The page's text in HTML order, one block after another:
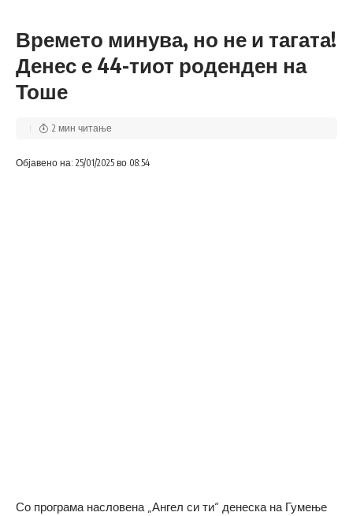
Времето минува, но не и тагата!
Денес е 44-тиот роденден на
Тоше
Објавено на: 25/01/2025 во 08:54
2 мин читање
Со програма насловена „Ангел си ти“ денеска на Гумење